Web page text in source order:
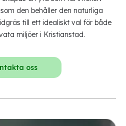
den behåller den naturliga
till ett idealiskt val för både
miljöer i Kristianstad.
oss